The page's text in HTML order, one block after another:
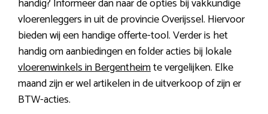
handig? Informeer dan naar de opties bij vakkundige
vloerenleggers in uit de provincie Overijssel. Hiervoor
bieden wij een handige offerte-tool. Verder is het
handig om aanbiedingen en folder acties bij lokale
vloerenwinkels in Bergentheimte vergelijken. Elke
maand zijn er wel artikelen in de uitverkoop of zijn er
BTW-acties.